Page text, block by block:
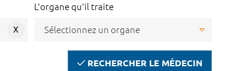
X
L'organe qu'il traite
RECHERCHER LE MÉDECIN